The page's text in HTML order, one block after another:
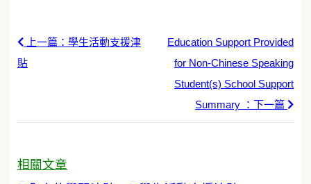
上一篇：學生活動支援津
貼
Education Support Provided
for Non-Chinese Speaking
Student(s) School Support
Summary ：下一篇
相關文章